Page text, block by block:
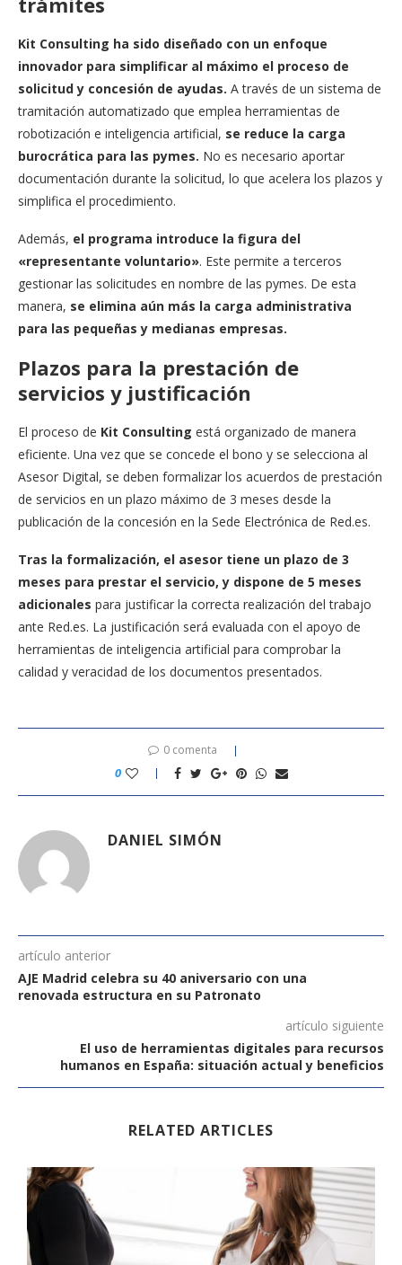
Kit Consulting ha sido diseñado con un enfoque
innovador para simplificar al máximo el proceso de
solicitud y concesión de ayudas. A través de un sistema de
tramitación automatizado que emplea herramientas de
robotización e inteligencia artificial, se reduce la carga
burocrática para las pymes. No es necesario aportar
documentación durante la solicitud, lo que acelera los plazos y
simplifica el procedimiento.
Además, el programa introduce la figura del
«representante voluntario». Este permite a terceros
gestionar las solicitudes en nombre de las pymes. De esta
manera, se elimina aún más la carga administrativa
para las pequeñas y medianas empresas.
Plazos para la prestación de
servicios y justificación
El proceso de Kit Consulting está organizado de manera
eficiente. Una vez que se concede el bono y se selecciona al
Asesor Digital, se deben formalizar los acuerdos de prestación
de servicios en un plazo máximo de 3 meses desde la
publicación de la concesión en la Sede Electrónica de Red.es.
Tras la formalización, el asesor tiene un plazo de 3
meses para prestar el servicio, y dispone de 5 meses
adicionales para justificar la correcta realización del trabajo
ante Red.es. La justificación será evaluada con el apoyo de
herramientas de inteligencia artificial para comprobar la
calidad y veracidad de los documentos presentados.
0 comenta
0
DANIEL SIMÓN
artículo anterior
AJE Madrid celebra su 40 aniversario con una
renovada estructura en su Patronato
artículo siguiente
El uso de herramientas digitales para recursos
humanos en España: situación actual y beneficios
RELATED ARTICLES